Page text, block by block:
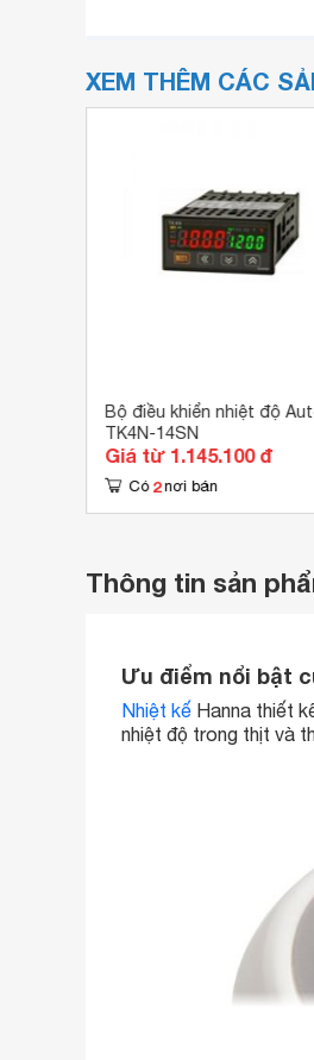
XEM THÊM CÁC
Bộ điều khiển nhiệt độ
TK4N-14SN
Giá từ 1.145.100 đ
Có 2 nơi bán
Thông tin sản
Ưu điểm nổi bật
Nhiệt kế Hanna thiết
nhiệt độ trong thịt và